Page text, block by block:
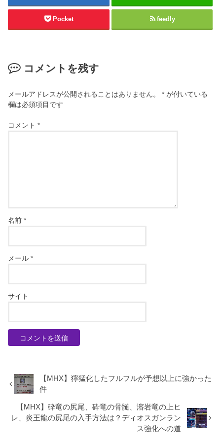
Pocket feedly
コメントを残す
メールアドレスが公開されることはありません。 * が付いている
欄は必須項目です
コメント*
名前*
メール*
サイト
【MHX】獰猛化したフルフルが予想以上に強かった
件
【MHX】砕竜の尻尾、砕竜の骨髄、溶岩竜の上ヒ
レ、炎王龍の尻尾の入手方法は？ディオスガンラン
ス強化への道